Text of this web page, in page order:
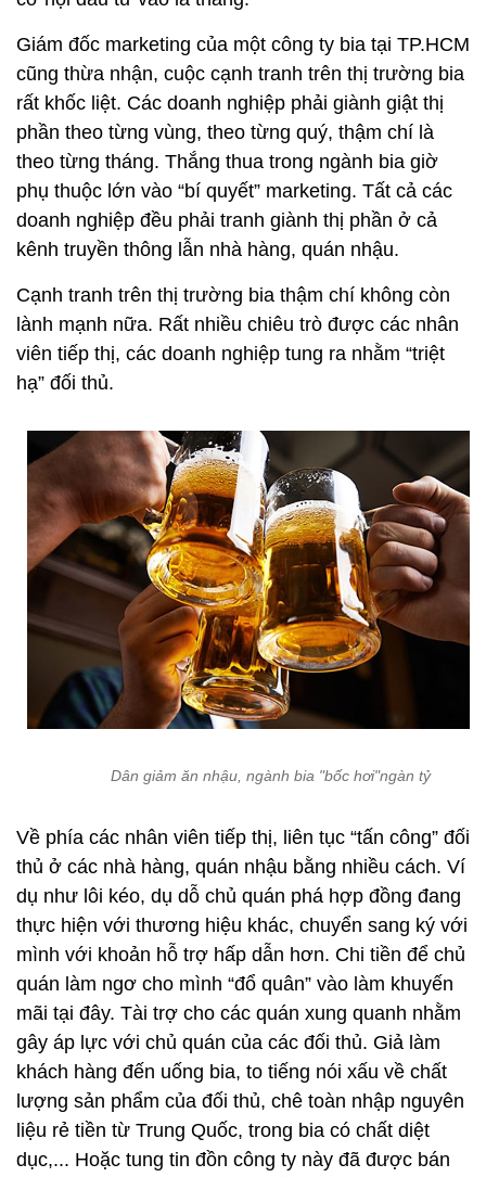
Giám đốc marketing của một công ty bia tại TP.HCM
cũng thừa nhận, cuộc cạnh tranh trên thị trường bia
rất khốc liệt. Các doanh nghiệp phải giành giật thị
phần theo từng vùng, theo từng quý, thậm chí là
theo từng tháng. Thắng thua trong ngành bia giờ
phụ thuộc lớn vào “bí quyết” marketing. Tất cả các
doanh nghiệp đều phải tranh giành thị phần ở cả
kênh truyền thông lẫn nhà hàng, quán nhậu.
Cạnh tranh trên thị trường bia thậm chí không còn
lành mạnh nữa. Rất nhiều chiêu trò được các nhân
viên tiếp thị, các doanh nghiệp tung ra nhằm “triệt
hạ” đối thủ.
Dân giảm ăn nhậu, ngành bia "bốc hơi"ngàn tỷ
Về phía các nhân viên tiếp thị, liên tục “tấn công” đối
thủ ở các nhà hàng, quán nhậu bằng nhiều cách. Ví
dụ như lôi kéo, dụ dỗ chủ quán phá hợp đồng đang
thực hiện với thương hiệu khác, chuyển sang ký với
mình với khoản hỗ trợ hấp dẫn hơn. Chi tiền để chủ
quán làm ngơ cho mình “đổ quân” vào làm khuyến
mãi tại đây. Tài trợ cho các quán xung quanh nhằm
gây áp lực với chủ quán của các đối thủ. Giả làm
khách hàng đến uống bia, to tiếng nói xấu về chất
lượng sản phẩm của đối thủ, chê toàn nhập nguyên
liệu rẻ tiền từ Trung Quốc, trong bia có chất diệt
dục,... Hoặc tung tin đồn công ty này đã được bán